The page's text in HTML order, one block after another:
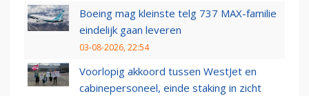
Boeing mag kleinste telg 737 MAX-familie
eindelijk gaan leveren
03-08-2026, 22:54
Voorlopig akkoord tussen WestJet en
cabinepersoneel, einde staking in zicht